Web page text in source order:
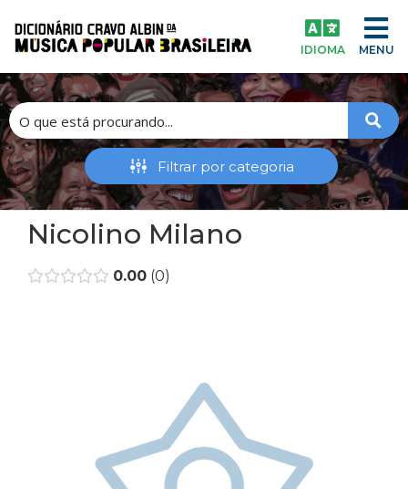
IDIOMA MENU
Nicolino Milano
0.00 0